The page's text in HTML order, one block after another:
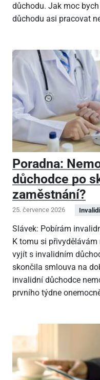
důchodu. Jak moc
důchodu asi pracovat
Poradna:
důchodce po
zaměstnání?
25. července 2026
Slávek: Pobírám
K tomu si
vyjít s invalidním
skončila smlouva na
invalidní důchodce
prvního týdne